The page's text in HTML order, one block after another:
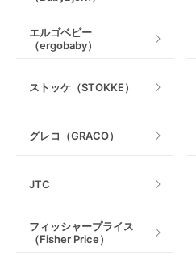
エルゴベビー
（ergobaby）
ストッケ（STOKKE）
グレコ（GRACO）
JTC
フィッシャープライス
（Fisher Price）